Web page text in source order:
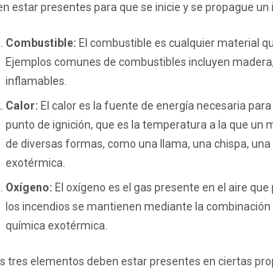
estar presentes para que se inicie y se propague
Combustible: El combustible es cualquier material
Ejemplos comunes de combustibles incluyen
inflamables.
Calor: El calor es la fuente de energía necesaria
punto de ignición, que es la temperatura a la que un
de diversas formas, como una llama, una chispa,
exotérmica.
Oxígeno: El oxígeno es el gas presente en el aire
los incendios se mantienen mediante la
química exotérmica.
tres elementos deben estar presentes en ciertas